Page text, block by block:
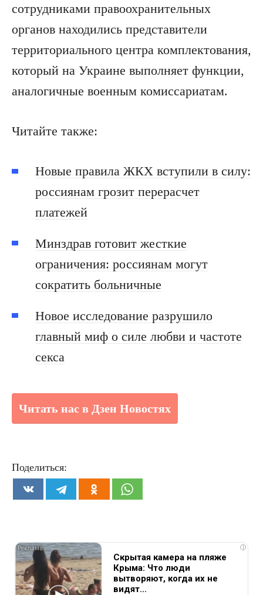
сотрудниками правоохранительных
органов находились представители
территориального центра комплектования,
который на Украине выполняет функции,
аналогичные военным комиссариатам.
Читайте также:
Новые правила ЖКХ вступили в силу:
россиянам грозит перерасчет
платежей
Минздрав готовит жесткие
ограничения: россиянам могут
сократить больничные
Новое исследование разрушило
главный миф о силе любви и частоте
секса
Читать нас в Дзен Новостях
Поделиться:
i
Скрытая камера на пляже
Крыма: Что люди
вытворяют, когда их не
видят...